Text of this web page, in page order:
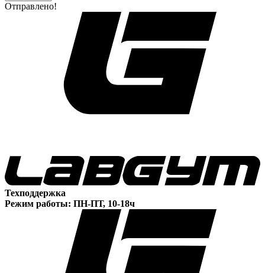
Отправлено!
Техподдержка
Режим работы: ПН-ПТ, 10-18ч